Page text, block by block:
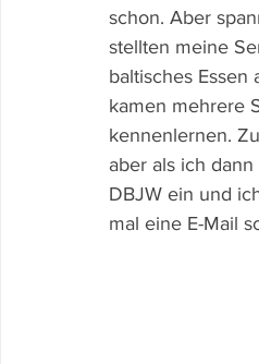
schon. Aber
stellten meine
baltisches
kamen mehrere
kennenlernen.
aber als ich
DBJW ein und
mal eine E-Mail